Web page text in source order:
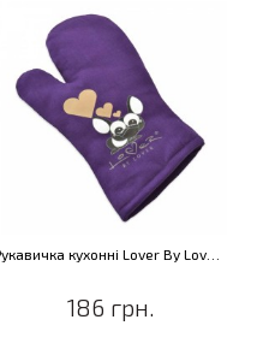
Рукавичка кухонні Lover By Lover, фіолетова
186 грн.